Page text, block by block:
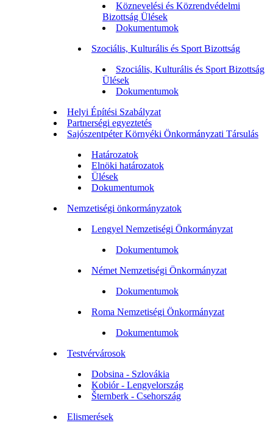
Köznevelési és Közrendvédelmi
Bizottság Ülések
Dokumentumok
Szociális, Kulturális és Sport Bizottság
Szociális, Kulturális és Sport Bizottság
Ülések
Dokumentumok
Helyi Építési Szabályzat
Partnerségi egyeztetés
Sajószentpéter Környéki Önkormányzati Társulás
Határozatok
Elnöki határozatok
Ülések
Dokumentumok
Nemzetiségi önkormányzatok
Lengyel Nemzetiségi Önkormányzat
Dokumentumok
Német Nemzetiségi Önkormányzat
Dokumentumok
Roma Nemzetiségi Önkormányzat
Dokumentumok
Testvérvárosok
Dobsina - Szlovákia
Kobiór - Lengyelország
Šternberk - Csehország
Elismerések